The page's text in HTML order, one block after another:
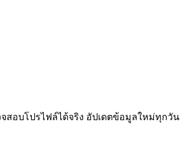
อบโปรไฟล์ได้จริง อัปเดตข้อมูลใหม่ทุกวัน